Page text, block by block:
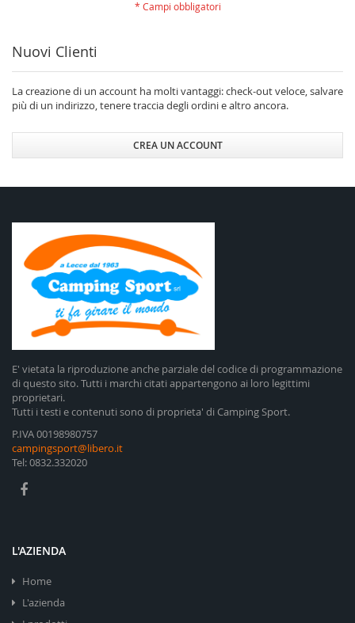
Nuovi Clienti
La creazione di un account ha molti vantaggi: check-out veloce, salvare
più di un indirizzo, tenere traccia degli ordini e altro ancora.
CREA UN ACCOUNT
E' vietata la riproduzione anche parziale del codice di programmazione
di questo sito. Tutti i marchi citati appartengono ai loro legittimi
proprietari.
Tutti i testi e contenuti sono di proprieta' di Camping Sport.
P.IVA 00198980757
campingsport@libero.it
Tel: 0832.332020
L'AZIENDA
Home
L'azienda